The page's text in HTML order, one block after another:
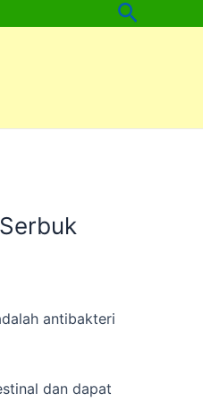
Cari
antibakteri
dan dapat